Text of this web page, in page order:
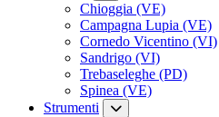
Chioggia (VE)
Campagna Lupia (VE)
Cornedo Vicentino (VI)
Sandrigo (VI)
Trebaseleghe (PD)
Spinea (VE)
Strumenti